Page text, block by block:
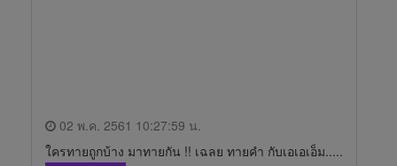
02 พ.ค. 2561 10:27:59 น.
ใครทายถูกบ้าง มาทายกัน !! เฉลย ทายคำ กับเอเอเอ็ม.....